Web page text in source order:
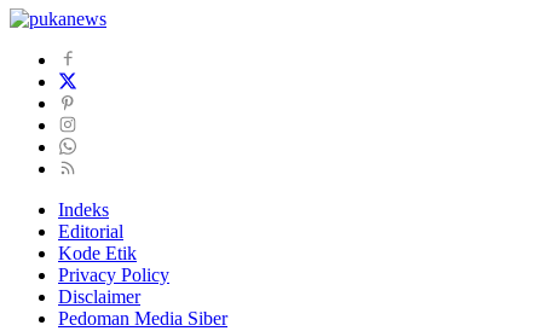
Indeks
Editorial
Kode Etik
Privacy Policy
Disclaimer
Pedoman Media Siber